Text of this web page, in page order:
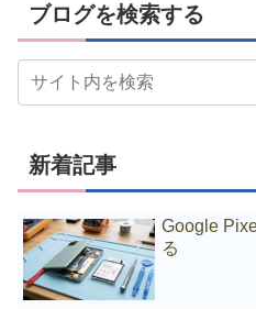
ブログを検索する
新着記事
Google
る